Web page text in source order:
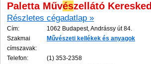
Paletta Művészellátó Keresked
Részletes cégadatlap »
Cím:
1062 Budapest, Andrássy út 84.
Szakmai
címszavak:
Művészeti kellékek és anyagok
Telefon:
(1) 353-2358